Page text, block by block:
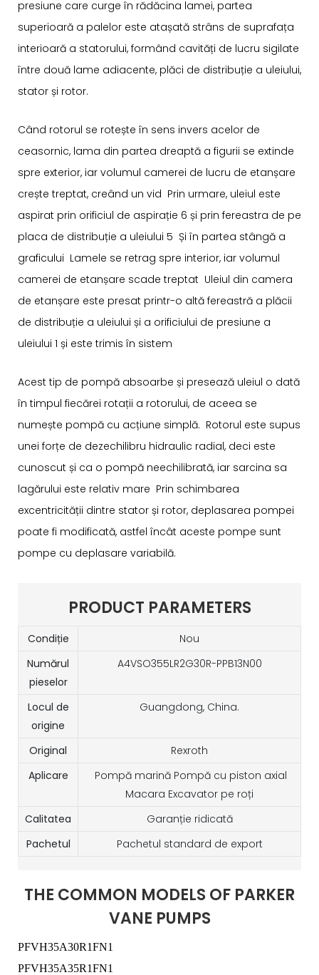
presiune care curge în rădăcina lamei, partea
superioară a palelor este atașată strâns de suprafața
interioară a statorului, formând cavități de lucru sigilate
între două lame adiacente, plăci de distribuție a uleiului,
stator și rotor.
Când rotorul se rotește în sens invers acelor de
ceasornic, lama din partea dreaptă a figurii se extinde
spre exterior, iar volumul camerei de lucru de etanșare
crește treptat, creând un vid Prin urmare, uleiul este
aspirat prin orificiul de aspirație 6 și prin fereastra de pe
placa de distribuție a uleiului 5 Și în partea stângă a
graficului Lamele se retrag spre interior, iar volumul
camerei de etanșare scade treptat Uleiul din camera
de etanșare este presat printr-o altă fereastră a plăcii
de distribuție a uleiului și a orificiului de presiune a
uleiului 1 și este trimis în sistem
Acest tip de pompă absoarbe și presează uleiul o dată
în timpul fiecărei rotații a rotorului, de aceea se
numește pompă cu acțiune simplă. Rotorul este supus
unei forțe de dezechilibru hidraulic radial, deci este
cunoscut și ca o pompă neechilibrată, iar sarcina sa
lagărului este relativ mare Prin schimbarea
excentricității dintre stator și rotor, deplasarea pompei
poate fi modificată, astfel încât aceste pompe sunt
pompe cu deplasare variabilă.
PRODUCT PARAMETERS
Condiție
Nou
Numărul
pieselor
A4VSO355LR2G30R-PPB13N00
Locul de
origine
Guangdong, China.
Original
Rexroth
Aplicare
Pompă marină Pompă cu piston axial
Macara Excavator pe roți
Calitatea
Garanție ridicată
Pachetul
Pachetul standard de export
THE COMMON MODELS OF PARKER
VANE PUMPS
PFVH35A30R1FN1
PFVH35A35R1FN1